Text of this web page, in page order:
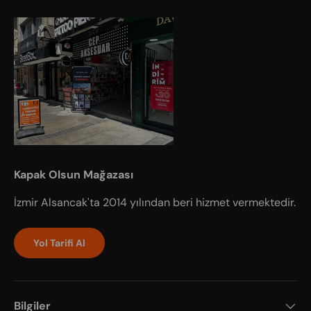
Kapak Olsun Mağazası
İzmir Alsancak'ta 2014 yılından beri hizmet vermektedir.
Yol Tarifi Al
Bilgiler